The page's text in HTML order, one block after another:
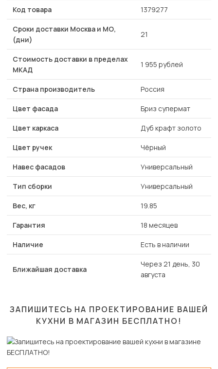
Код товара 1379277
Сроки доставки Москва и МО,
(дни)
21
Стоимость доставки в пределах
МКАД
1 955 рублей
Страна производитель Россия
Цвет фасада Бриз супермат
Цвет каркаса Дуб крафт золото
Цвет ручек Чёрный
Навес фасадов Универсальный
Тип сборки Универсальный
Вес, кг 19.85
Гарантия 18 месяцев
Наличие Есть в наличии
Ближайшая доставка
Через 21 день, 30
августа
ЗАПИШИТЕСЬ НА ПРОЕКТИРОВАНИЕ ВАШЕЙ
КУХНИ В МАГАЗИН БЕСПЛАТНО!